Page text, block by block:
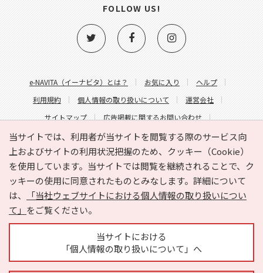
当サイトでは、利用者が当サイトを閲覧する際のサービス向
上およびサイトの利用状況把握のため、クッキー（Cookie）
を使用しています。当サイトでは閲覧を継続されることで、ク
ッキーの使用に同意されたものとみなします。詳細について
は、
「当社ウェブサイトにおける個人情報の取り扱いについ
て」 をご覧ください。
当サイトにおける
「個人情報の取り扱いについて」へ
e-NAVITA（イーナビタ）とは？ お気に入り
ヘルプ
利用規約
個人情報の取り扱いについて
運営会社
サイトマップ
広告掲載に関するお問い合わせ
サイトの内容に関するお問い合わせ
FOLLOW US!
Copyright © HYOJITO.Co.,Ltd. All Rights Reserved.